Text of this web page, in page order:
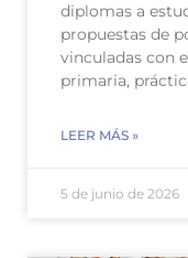
diplomas a
propuestas de
vinculadas con
primaria,
LEER MÁS »
5 de junio de 2026